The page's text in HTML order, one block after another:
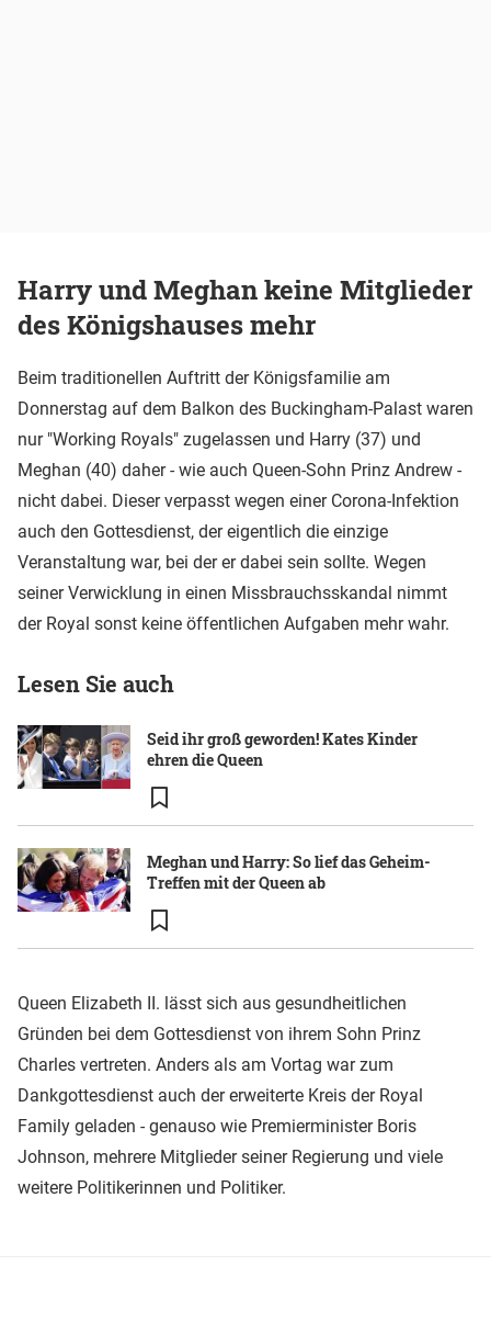
Harry und Meghan keine Mitglieder
des Königshauses mehr
Beim traditionellen Auftritt der Königsfamilie am
Donnerstag auf dem Balkon des Buckingham-Palast waren
nur "Working Royals" zugelassen und Harry (37) und
Meghan (40) daher - wie auch Queen-Sohn Prinz Andrew -
nicht dabei. Dieser verpasst wegen einer Corona-Infektion
auch den Gottesdienst, der eigentlich die einzige
Veranstaltung war, bei der er dabei sein sollte. Wegen
seiner Verwicklung in einen Missbrauchsskandal nimmt
der Royal sonst keine öffentlichen Aufgaben mehr wahr.
Lesen Sie auch
Seid ihr groß geworden! Kates Kinder
ehren die Queen
Meghan und Harry: So lief das Geheim-
Treffen mit der Queen ab
Queen Elizabeth II. lässt sich aus gesundheitlichen
Gründen bei dem Gottesdienst von ihrem Sohn Prinz
Charles vertreten. Anders als am Vortag war zum
Dankgottesdienst auch der erweiterte Kreis der Royal
Family geladen - genauso wie Premierminister Boris
Johnson, mehrere Mitglieder seiner Regierung und viele
weitere Politikerinnen und Politiker.